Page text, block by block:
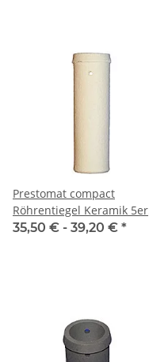
Prestomat compact
Röhrentiegel Keramik 5er
Pack.
35,50 € - 39,20 € *